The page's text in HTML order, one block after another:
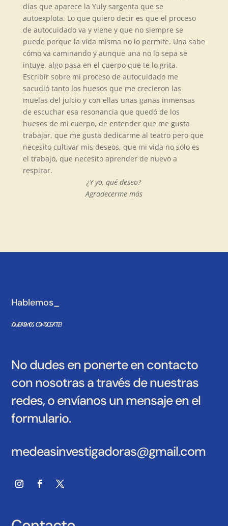
días que aparece la Yuly sargenta que se
autoexplota. Lo que quiero decir es que el proceso
de autocuidado va y viene y que no siempre se
puede porque la vida misma no lo permite. Una sabe
cómo va caminando y aunque una no lo sepa se
intuye, algo pasa en el cuerpo que te lo grita.
Escribir sobre mi proceso de autocuidado me
sacudió tanto los huesos que me crecieron las
muelas del juicio y con ellas unas ganas inmensas
de escuchar esa resonancia que quedó de los
huesos de mi cuerpo, de entender que me gusta
trabajar, que me gusta dedicarme al teatro pero que
necesito cultivar mis deseos, que mi vida no solo es
el trabajo, que necesito aprender de nuevo a
respirar.
¿Y yo, qué deseo?
Agradecerme más
Hablemos_
¡Queremos conocerte!
No dudes en ponerte en contacto
con nosotras a través de nuestras
redes, o envíanos un mensaje en el
formulario.
medeasinvestigadoras@gmail.com